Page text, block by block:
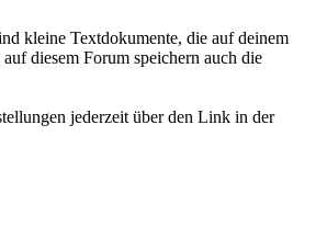
kleine Textdokumente, die auf deinem
diesem Forum speichern auch die
jederzeit über den Link in der